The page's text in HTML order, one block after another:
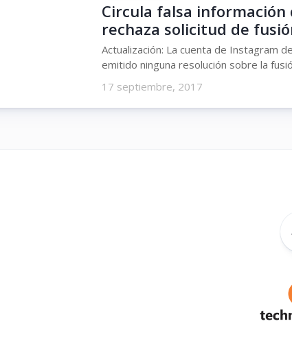
Circula falsa
rechaza solicitud de
Actualización: La cuenta de Instagram
emitido ninguna resolución sobre la
17 septiembre, 2017